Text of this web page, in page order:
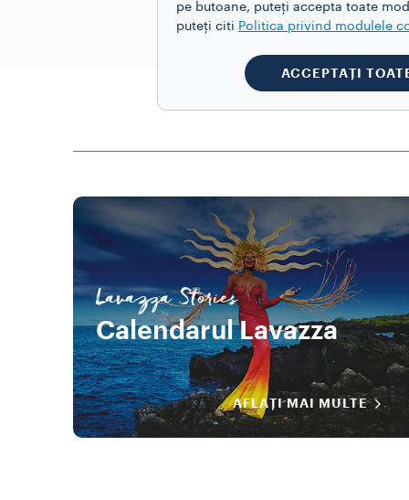
Lavazza Stories
Calendarul Lavazza
AFLAȚI MAI MULTE
pe butoane, puteți accepta toate
puteți citi Politica privind modulele
ACCEPTAȚI